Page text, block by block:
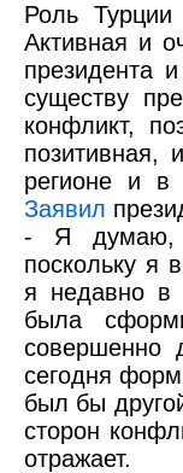
Роль
Активная и
президента
существу
конфликт,
регионе и в
Заявил
- Я думаю,
поскольку я
я недавно в
была
совершенно
сегодня
был бы
сторон
отражает.